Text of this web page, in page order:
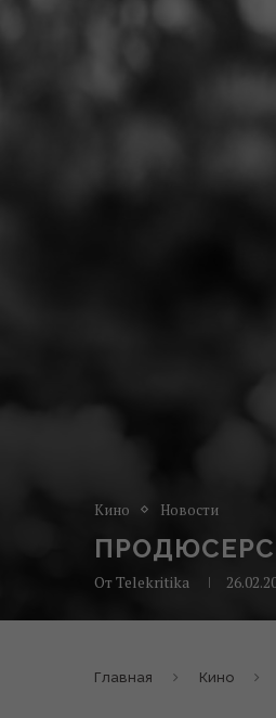
Кино Новости
От Telekritika
Главная Кино